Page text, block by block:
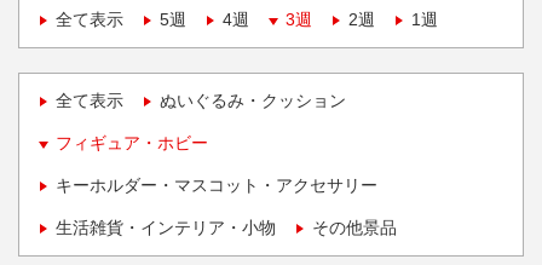
全て表示
5週 4週 3週 2週 1週
全て表示 ぬいぐるみ・クッション
フィギュア・ホビー
キーホルダー・マスコット・アクセサリー
生活雑貨・インテリア・小物 その他景品